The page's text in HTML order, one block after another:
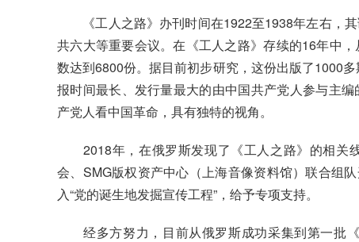
《工人之路》办刊时间在1922至1938年左右，其
共六大等重要会议。在《工人之路》存续的16年中
数达到6800份。据目前初步研究，这份出版了1000
报时间最长、发行量最大的由中国共产党人参与主
产党人看中国革命，具有独特的视角。
2018年，在俄罗斯发现了《工人之路》的相关
会、SMG版权资产中心（上海音像资料馆）联合组
入“党的诞生地发掘宣传工程”，给予专项支持。
经多方努力，目前从俄罗斯成功采集到第一批